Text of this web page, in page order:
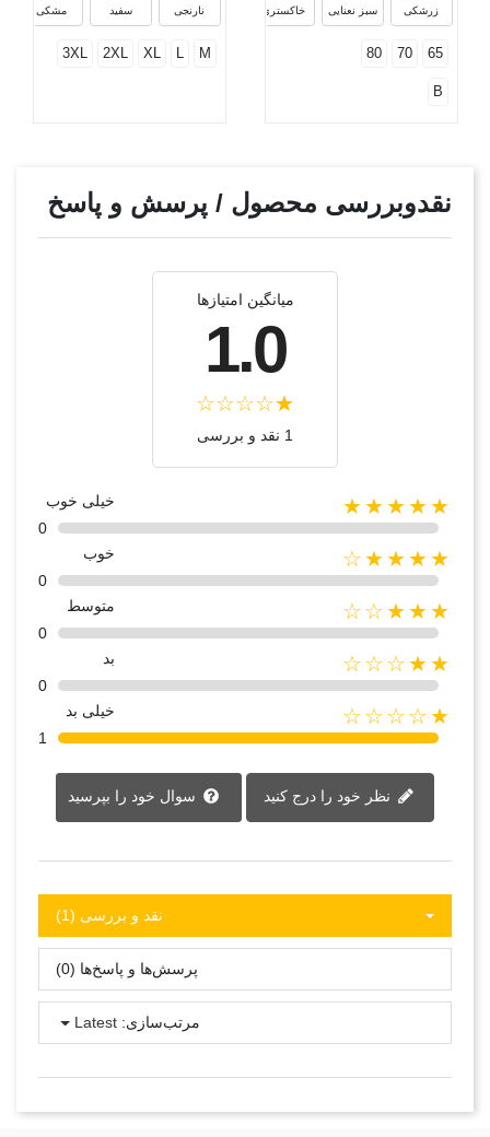
زرشکی سبز نعنایی خاکستری
65
70
80
B
نارنجی سفید مشکی
M
L
XL
2XL
3XL
نقدوبررسی محصول / پرسش و پاسخ
میانگین امتیازها
1.0
1 نقد و بررسی
★★★★★
خیلی خوب
0
★★★★☆
خوب
0
★★★☆☆
متوسط
0
★★☆☆☆
بد
0
★☆☆☆☆
خیلی بد
1
سوال خود را بپرسید
نقد و بررسی‌‌ (1)
پرسش‌ها و پاسخ‌ها (0)
مرتب‌سازی: Latest